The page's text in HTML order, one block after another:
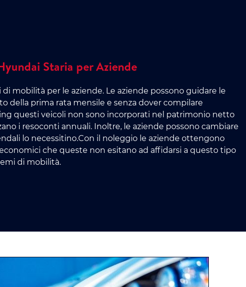
Staria per Aziende
mobilità per le aziende. Le aziende possono guidare le
della prima rata mensile e senza dover compilare
questi veicoli non sono incorporati nel patrimonio netto
i resoconti annuali. Inoltre, le aziende possono cambiare
lo necessitino.Con il noleggio le aziende ottengono
che queste non esitano ad affidarsi a questo tipo
di mobilità.